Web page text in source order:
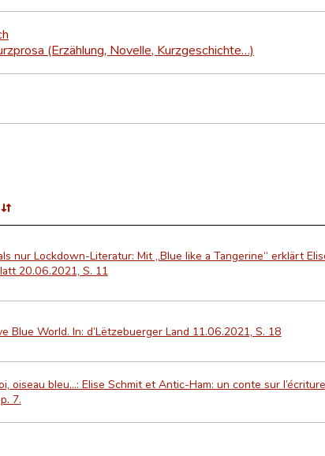
(Erzählung, Novelle, Kurzgeschichte…)
nur Lockdown-Literatur: Mit „Blue like a Tangerine“ erklärt
20.06.2021, S. 11
Blue World. In: d’Lëtzebuerger Land 11.06.2021, S. 18
oiseau bleu…: Elise Schmit et Antic-Ham: un conte sur
7.